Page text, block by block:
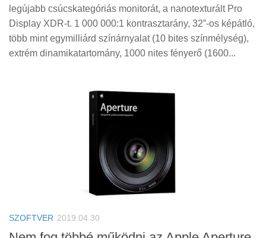
legújabb csúcskategóriás monitorát, a nanotexturált Pro
Display XDR-t. 1 000 000:1 kontrasztarány, 32”-os képátló,
több mint egymilliárd színárnyalat (10 bites színmélység),
extrém dinamikatartomány, 1000 nites fényerő (1600...
SZOFTVER 2019.04.30